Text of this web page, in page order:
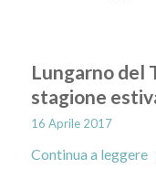
Lungarno del
stagione
16 Aprile 2017
Continua a leggere